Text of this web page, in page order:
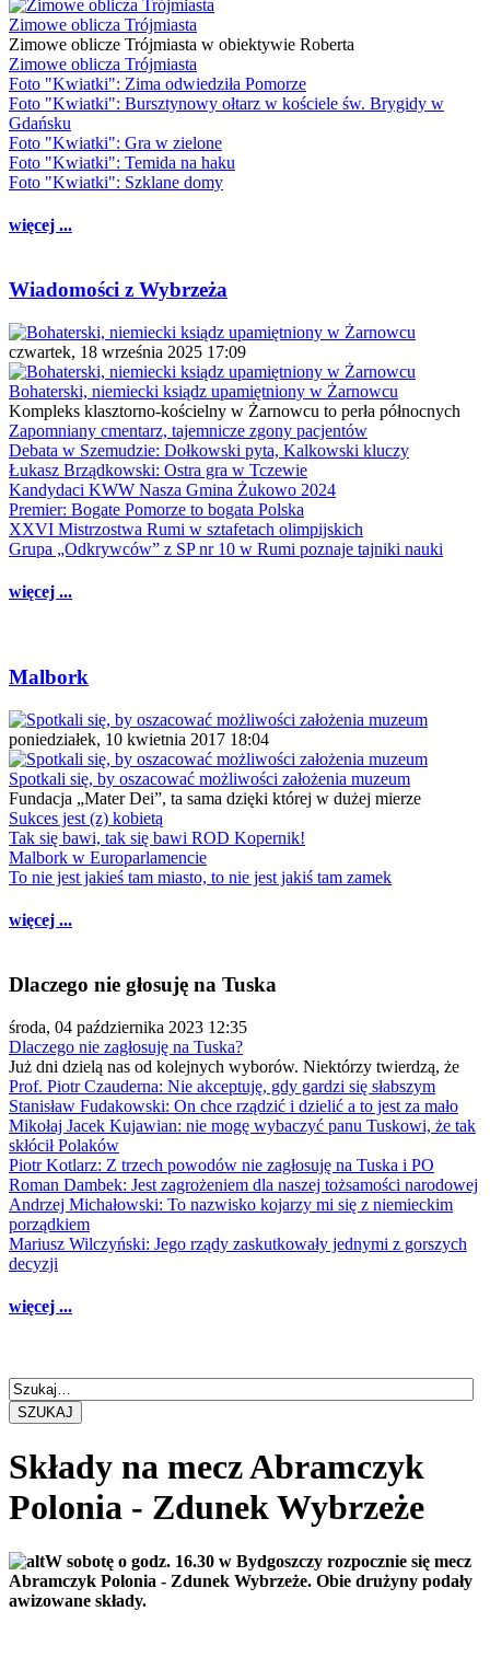
Zimowe oblicza Trójmiasta
Zimowe oblicze Trójmiasta w obiektywie Roberta
Zimowe oblicza Trójmiasta
Foto "Kwiatki": Zima odwiedziła Pomorze
Foto "Kwiatki": Bursztynowy ołtarz w kościele św. Brygidy w
Gdańsku
Foto "Kwiatki": Gra w zielone
Foto "Kwiatki": Temida na haku
Foto "Kwiatki": Szklane domy
więcej ...
Wiadomości z Wybrzeża
czwartek, 18 września 2025 17:09
Bohaterski, niemiecki ksiądz upamiętniony w Żarnowcu
Kompleks klasztorno-kościelny w Żarnowcu to perła północnych
Zapomniany cmentarz, tajemnicze zgony pacjentów
Debata w Szemudzie: Dołkowski pyta, Kalkowski kluczy
Łukasz Brządkowski: Ostra gra w Tczewie
Kandydaci KWW Nasza Gmina Żukowo 2024
Premier: Bogate Pomorze to bogata Polska
XXVI Mistrzostwa Rumi w sztafetach olimpijskich
Grupa „Odkrywców” z SP nr 10 w Rumi poznaje tajniki nauki
więcej ...
Malbork
poniedziałek, 10 kwietnia 2017 18:04
Spotkali się, by oszacować możliwości założenia muzeum
Fundacja „Mater Dei”, ta sama dzięki której w dużej mierze
Sukces jest (z) kobietą
Tak się bawi, tak się bawi ROD Kopernik!
Malbork w Europarlamencie
To nie jest jakieś tam miasto, to nie jest jakiś tam zamek
więcej ...
Dlaczego nie głosuję na Tuska
środa, 04 października 2023 12:35
Dlaczego nie zagłosuję na Tuska?
Już dni dzielą nas od kolejnych wyborów. Niektórzy twierdzą, że
Prof. Piotr Czauderna: Nie akceptuję, gdy gardzi się słabszym
Stanisław Fudakowski: On chce rządzić i dzielić a to jest za mało
Mikołaj Jacek Kujawian: nie mogę wybaczyć panu Tuskowi, że tak
skłócił Polaków
Piotr Kotlarz: Z trzech powodów nie zagłosuję na Tuska i PO
Roman Dambek: Jest zagrożeniem dla naszej tożsamości narodowej
Andrzej Michałowski: To nazwisko kojarzy mi się z niemieckim
porządkiem
Mariusz Wilczyński: Jego rządy zaskutkowały jednymi z gorszych
decyzji
więcej ...
SZUKAJ
Składy na mecz Abramczyk
Polonia - Zdunek Wybrzeże
W sobotę o godz. 16.30 w Bydgoszczy rozpocznie się mecz
Abramczyk Polonia - Zdunek Wybrzeże. Obie drużyny podały
awizowane składy.